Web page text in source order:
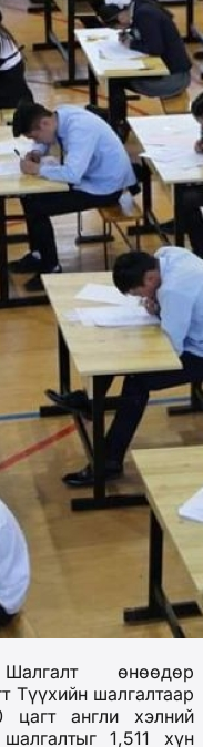
өнөөдөр
Түүхийн шалгалтаар
англи хэлний
1,511 хүн